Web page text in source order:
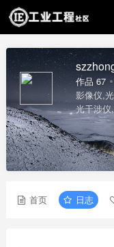
作品 67
影像仪,
光干涉
首页 日志